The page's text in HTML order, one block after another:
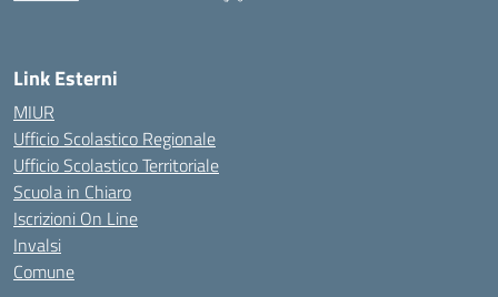
Link Esterni
MIUR
Ufficio Scolastico Regionale
Ufficio Scolastico Territoriale
Scuola in Chiaro
Iscrizioni On Line
Invalsi
Comune